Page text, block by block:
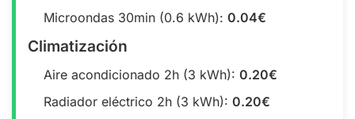
Microondas 30min (0.6 kWh): 0.04€
Climatización
Aire acondicionado 2h (3 kWh): 0.20€
Radiador eléctrico 2h (3 kWh): 0.20€